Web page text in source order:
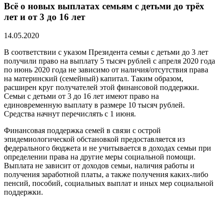
Всё о новых выплатах семьям с детьми до трёх
лет и от 3 до 16 лет
14.05.2020
В соответствии с указом Президента семьи с детьми до 3 лет
получили право на выплату 5 тысяч рублей с апреля 2020 года
по июнь 2020 года не зависимо от наличия/отсутствия права
на материнский (семейный) капитал. Таким образом,
расширен круг получателей этой финансовой поддержки.
Семьи с детьми от 3 до 16 лет имеют право на
единовременную выплату в размере 10 тысяч рублей.
Средства начнут перечислять с 1 июня.
Финансовая поддержка семей в связи с острой
эпидемиологической обстановкой предоставляется из
федерального бюджета и не учитывается в доходах семьи при
определении права на другие меры социальной помощи.
Выплата не зависит от доходов семьи, наличия работы и
получения заработной платы, а также получения каких-либо
пенсий, пособий, социальных выплат и иных мер социальной
поддержки.